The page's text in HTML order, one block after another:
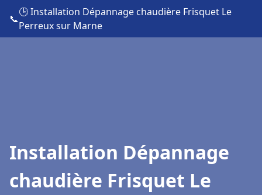
📞
🕒 Installation Dépannage chaudière Frisquet Le
Perreux sur Marne
Installation Dépannage
chaudière Frisquet Le